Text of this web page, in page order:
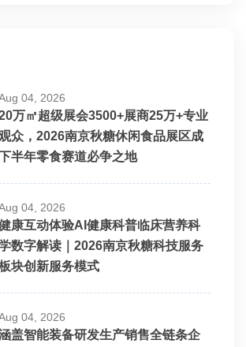
04, 2026
万㎡超级展会3500+展商25万+专业
众，2026南京秋糖休闲食品展区成
半年零食赛道必争之地
04, 2026
康互动体验AI健康科普临床营养科
数字解读｜2026南京秋糖科技服务
块创新服务模式
04, 2026
盖智能装备研发生产销售全链条企